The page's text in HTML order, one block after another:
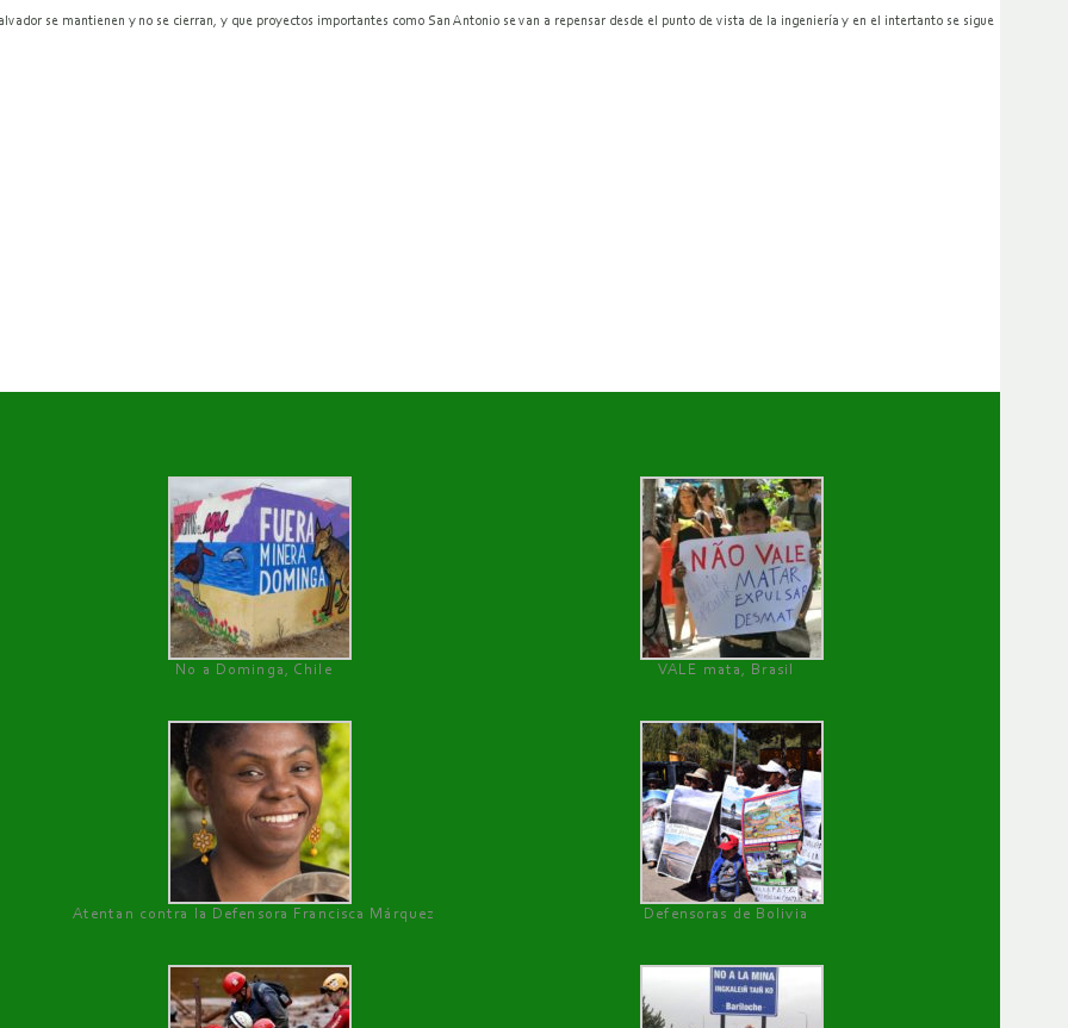
se mantienen y no se cierran, y que proyectos importantes como San Antonio se van a repensar desde el punto de vista de la ingeniería y en el intertanto se sigue
No a Dominga, Chile
VALE mata, Brasil
Atentan contra la Defensora Francisca Márquez Defensoras de Bolivia